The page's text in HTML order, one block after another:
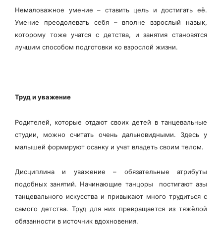
Немаловажное умение – ставить цель и достигать её.
Умение преодолевать себя – вполне взрослый навык,
которому тоже учатся с детства, и занятия становятся
лучшим способом подготовки ко взрослой жизни.
Труд и уважение
Родителей, которые отдают своих детей в танцевальные
студии, можно считать очень дальновидными. Здесь у
малышей формируют осанку и учат владеть своим телом.
Дисциплина и уважение – обязательные атрибуты
подобных занятий. Начинающие танцоры постигают азы
танцевального искусства и привыкают много трудиться с
самого детства. Труд для них превращается из тяжёлой
обязанности в источник вдохновения.